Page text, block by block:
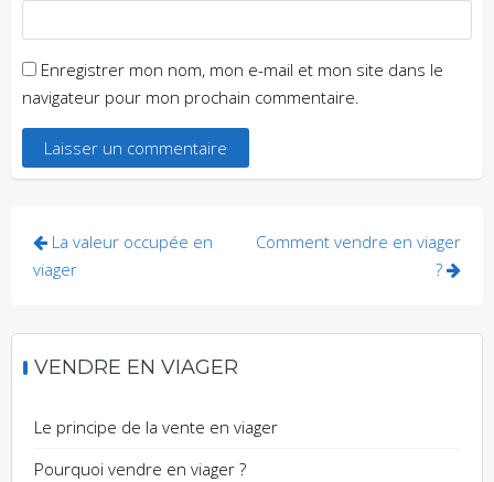
Enregistrer mon nom, mon e-mail et mon site dans le
navigateur pour mon prochain commentaire.
La valeur occupée en
viager
Comment vendre en viager
?
VENDRE EN VIAGER
Le principe de la vente en viager
Pourquoi vendre en viager ?